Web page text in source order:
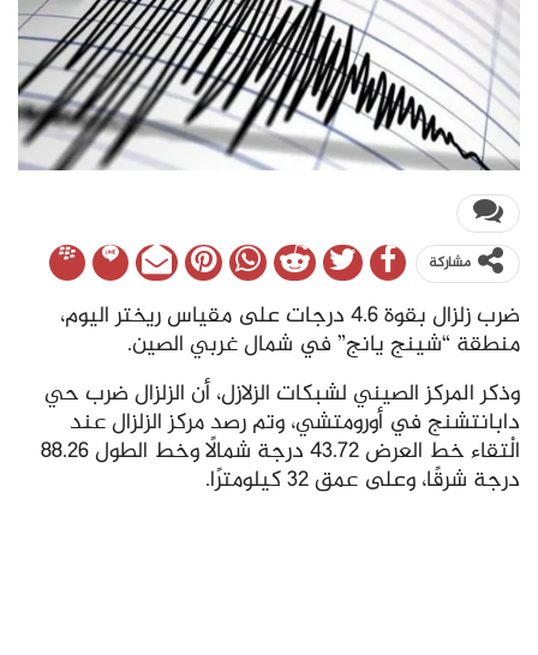
مشاركة
ضرب زلزال بقوة 4.6 درجات على مقياس ريختر اليوم،
منطقة “شينج يانج” في شمال غربي الصين.
وذكر المركز الصيني لشبكات الزلازل، أن الزلزال ضرب حي
دابانتشنج في أورومتشي، وتم رصد مركز الزلزال عند
الْتقاء خط العرض 43.72 درجة شمالًا وخط الطول 88.26
درجة شرقًا، وعلى عمق 32 كيلومترًا.